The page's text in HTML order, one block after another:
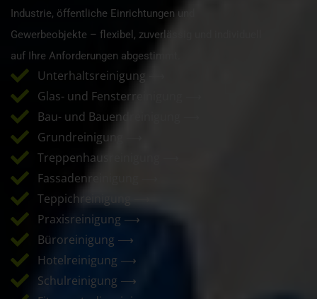
Industrie, öffentliche Einrichtungen und
Gewerbeobjekte – flexibel, zuverlässig und individuell
auf Ihre Anforderungen abgestimmt.
Unterhaltsreinigung ⟶
Glas- und Fensterreinigung ⟶
Bau- und Bauendreinigung ⟶
Grundreinigung ⟶
Treppenhausreinigung ⟶
Fassadenreinigung ⟶
Teppichreinigung ⟶
Praxisreinigung ⟶
Büroreinigung ⟶
Hotelreinigung ⟶
Schulreinigung ⟶